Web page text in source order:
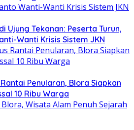
Ujung Tekanan: Peserta Turun,
Wanti Krisis Sistem JKN
Penularan, Blora Siapkan
10 Ribu Warga